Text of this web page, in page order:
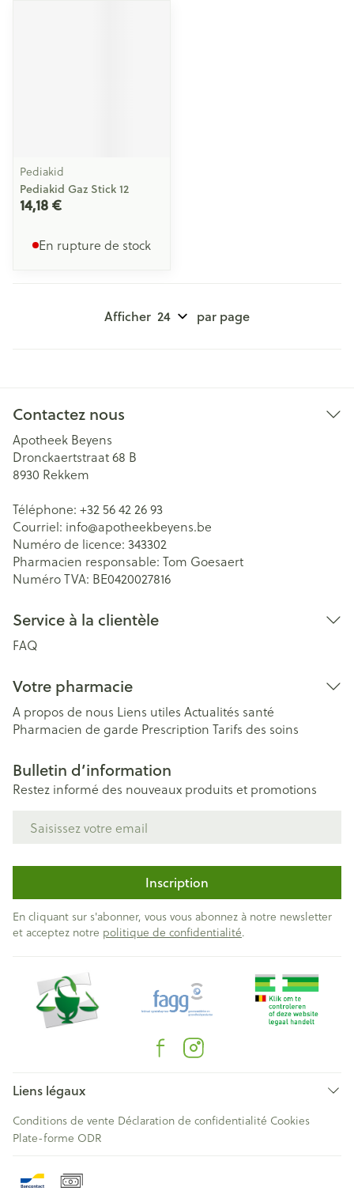
Pediakid
Pediakid Gaz Stick 12
14,18 €
En rupture de stock
Afficher par page
Contactez nous
Apotheek Beyens
Dronckaertstraat 68 B
8930 Rekkem
Téléphone: +32 56 42 26 93
Courriel: info@apotheekbeyens.be
Numéro de licence: 343302
Pharmacien responsable: Tom Goesaert
Numéro TVA: BE0420027816
Service à la clientèle
FAQ
Votre pharmacie
A propos de nous Liens utiles Actualités santé
Pharmacien de garde Prescription Tarifs des soins
Bulletin d’information
Restez informé des nouveaux produits et promotions
Inscription
En cliquant sur s'abonner, vous vous abonnez à notre newsletter
et acceptez notre politique de confidentialité.
Liens légaux
Conditions de vente Déclaration de confidentialité Cookies
Plate-forme ODR